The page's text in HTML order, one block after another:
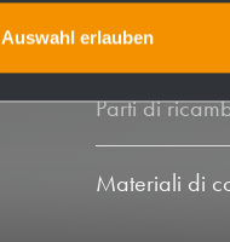
Auswahl erlaubenAltri prodotti
Parti di
Materiali di